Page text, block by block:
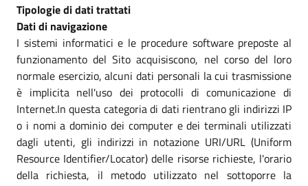
Tipologie di dati trattati
Dati di navigazione
I sistemi informatici e le procedure software preposte al
funzionamento del Sito acquisiscono, nel corso del loro
normale esercizio, alcuni dati personali la cui trasmissione
è implicita nell'uso dei protocolli di comunicazione di
Internet.In questa categoria di dati rientrano gli indirizzi IP
o i nomi a dominio dei computer e dei terminali utilizzati
dagli utenti, gli indirizzi in notazione URI/URL (Uniform
Resource Identifier/Locator) delle risorse richieste, l'orario
della richiesta, il metodo utilizzato nel sottoporre la